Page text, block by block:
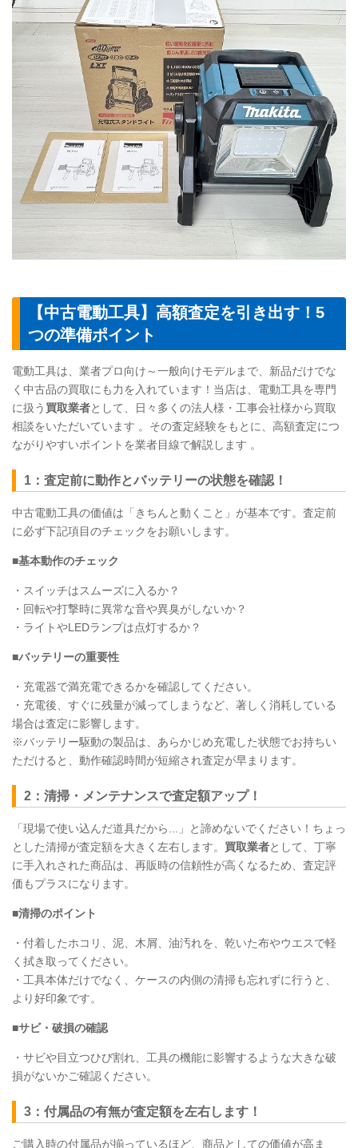
【中古電動工具】高額査定を引き出す！5
つの準備ポイント
電動工具は、業者プロ向け～一般向けモデルまで、新品だけでな
く中古品の買取にも力を入れています！当店は、電動工具を専門
に扱う 買取業者として、日々多くの法人様・工事会社様から買取
相談をいただいています 。その査定経験をもとに、高額査定につ
ながりやすいポイントを業者目線で解説します 。
1：査定前に動作とバッテリーの状態を確認！
中古電動工具の価値は「きちんと動くこと」が基本です。査定前
に必ず下記項目のチェックをお願いします。
■基本動作のチェック
・スイッチはスムーズに入るか？
・回転や打撃時に異常な音や異臭がしないか？
・ライトやLEDランプは点灯するか？
■バッテリーの重要性
・充電器で満充電できるかを確認してください。
・充電後、すぐに残量が減ってしまうなど、著しく消耗している
場合は査定に影響します。
※バッテリー駆動の製品は、あらかじめ充電した状態でお持ちい
ただけると、動作確認時間が短縮され査定が早まります。
2：清掃・メンテナンスで査定額アップ！
「現場で使い込んだ道具だから...」と諦めないでください！ちょっ
とした清掃が査定額を大きく左右します。 買取業者として、丁寧
に手入れされた商品は、再販時の信頼性が高くなるため、査定評
価もプラスになります。
■清掃のポイント
・付着したホコリ、泥、木屑、油汚れを、乾いた布やウエスで軽
く拭き取ってください。
・工具本体だけでなく、ケースの内側の清掃も忘れずに行うと、
より好印象です。
■サビ・破損の確認
・サビや目立つひび割れ、工具の機能に影響するような大きな破
損がないかご確認ください。
3：付属品の有無が査定額を左右します！
ご購入時の付属品が揃っているほど、商品としての価値が高ま